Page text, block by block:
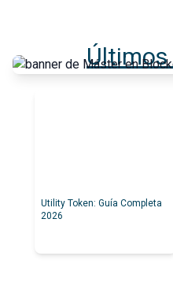
Utility Token: Guía Completa
2026